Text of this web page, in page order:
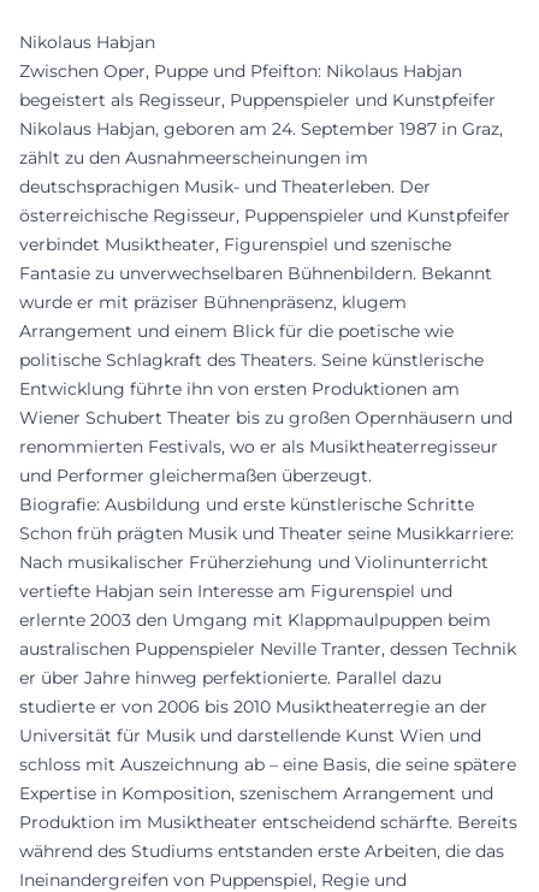
Nikolaus Habjan
Zwischen Oper, Puppe und Pfeifton: Nikolaus Habjan
begeistert als Regisseur, Puppenspieler und Kunstpfeifer
Nikolaus Habjan, geboren am 24. September 1987 in Graz,
zählt zu den Ausnahmeerscheinungen im
deutschsprachigen Musik- und Theaterleben. Der
österreichische Regisseur, Puppenspieler und Kunstpfeifer
verbindet Musiktheater, Figurenspiel und szenische
Fantasie zu unverwechselbaren Bühnenbildern. Bekannt
wurde er mit präziser Bühnenpräsenz, klugem
Arrangement und einem Blick für die poetische wie
politische Schlagkraft des Theaters. Seine künstlerische
Entwicklung führte ihn von ersten Produktionen am
Wiener Schubert Theater bis zu großen Opernhäusern und
renommierten Festivals, wo er als Musiktheaterregisseur
und Performer gleichermaßen überzeugt.
Biografie: Ausbildung und erste künstlerische Schritte
Schon früh prägten Musik und Theater seine Musikkarriere:
Nach musikalischer Früherziehung und Violinunterricht
vertiefte Habjan sein Interesse am Figurenspiel und
erlernte 2003 den Umgang mit Klappmaulpuppen beim
australischen Puppenspieler Neville Tranter, dessen Technik
er über Jahre hinweg perfektionierte. Parallel dazu
studierte er von 2006 bis 2010 Musiktheaterregie an der
Universität für Musik und darstellende Kunst Wien und
schloss mit Auszeichnung ab – eine Basis, die seine spätere
Expertise in Komposition, szenischem Arrangement und
Produktion im Musiktheater entscheidend schärfte. Bereits
während des Studiums entstanden erste Arbeiten, die das
Ineinandergreifen von Puppenspiel, Regie und